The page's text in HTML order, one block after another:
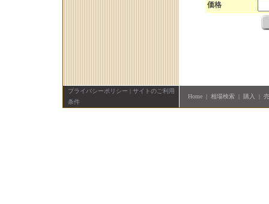
価格
プライバシーポリシー | サイトのご利用
条件
Home| 相場検索| 購入 |